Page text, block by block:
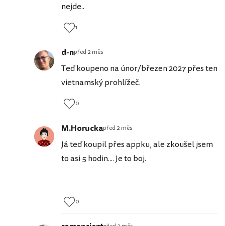
nejde..
1
d-npřed 2 měs
Teď koupeno na únor/březen 2027 přes ten
vietnamský prohlížeč.
0
M.Horuckapřed 2 měs
Já teď koupil přes appku, ale zkoušel jsem
to asi 5 hodin.... Je to boj.
0